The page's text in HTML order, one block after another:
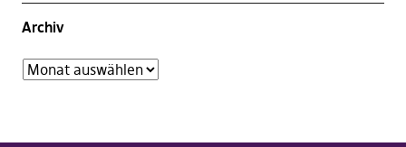
Archiv